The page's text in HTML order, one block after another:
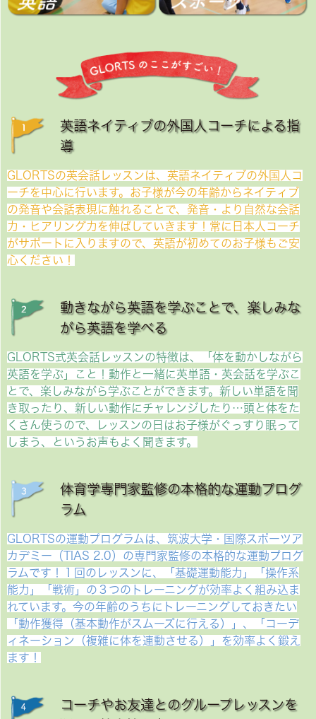
英語ネイティブの外国人コーチによる指
導
GLORTSの英会話レッスンは、英語ネイティブの外国人コ
ーチを中心に行います。お子様が今の年齢からネイティブ
の発音や会話表現に触れることで、発音・より自然な会話
力・ヒアリング力を伸ばしていきます！常に日本人コーチ
がサポートに入りますので、英語が初めてのお子様もご安
心ください！
動きながら英語を学ぶことで、楽しみな
がら英語を学べる
GLORTS式英会話レッスンの特徴は、「体を動かしながら
英語を学ぶ」こと！動作と一緒に英単語・英会話を学ぶこ
とで、楽しみながら学ぶことができます。新しい単語を聞
き取ったり、新しい動作にチャレンジしたり…頭と体をた
くさん使うので、レッスンの日はお子様がぐっすり眠って
しまう、というお声もよく聞きます。
体育学専門家監修の本格的な運動プログ
ラム
GLORTSの運動プログラムは、筑波大学・国際スポーツア
カデミー（TIAS 2.0）の専門家監修の本格的な運動プログ
ラムです！１回のレッスンに、「基礎運動能力」「操作系
能力」「戦術」の３つのトレーニングが効率よく組み込ま
れています。今の年齢のうちにトレーニングしておきたい
「動作獲得（基本動作がスムーズに行える）」、「コーデ
ィネーション（複雑に体を連動させる）」を効率よく鍛え
ます！
コーチやお友達とのグループレッスンを